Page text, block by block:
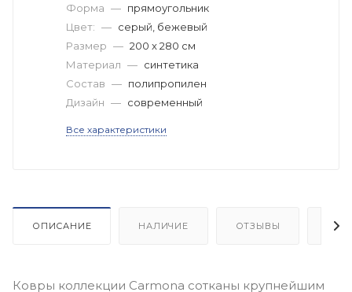
Форма — прямоугольник
Цвет: — серый, бежевый
Размер — 200 x 280 см
Материал — синтетика
Состав — полипропилен
Дизайн — современный
Все характеристики
ОПИСАНИЕ НАЛИЧИЕ ОТЗЫВЫ
Ковры коллекции Carmona сотканы крупнейшим